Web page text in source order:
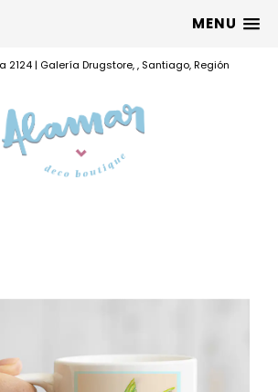
MENU
2124 | Galería Drugstore, , Santiago, Región